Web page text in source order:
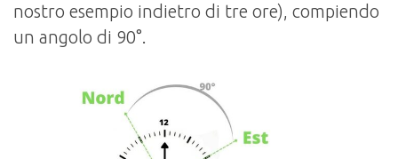
nostro esempio indietro di tre ore), compiendo
un angolo di 90°.